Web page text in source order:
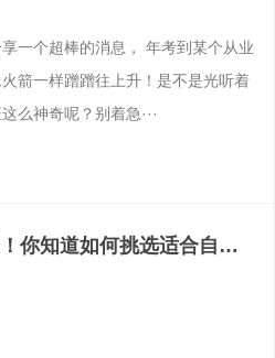
一个超棒的消息， 年考到某个从业
箭一样蹭蹭往上升！是不是光听着
么神奇呢？别着急···
你知道如何挑选适合自己